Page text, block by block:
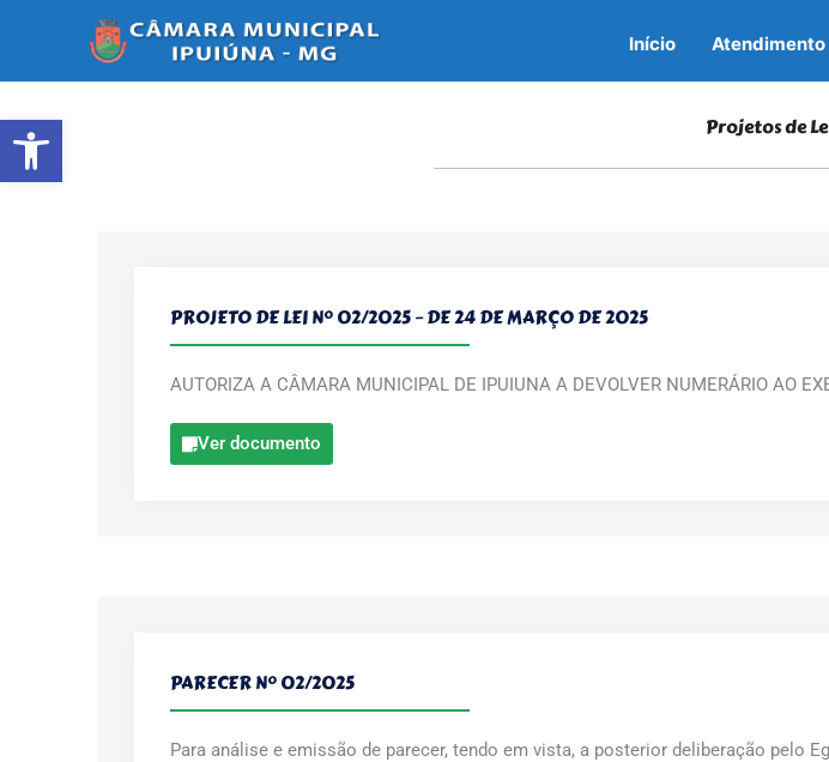
Abrir a barra de ferramentas
Início Atendimento
Projetos de
PROJETO DE LEI Nº 02/2025 – DE 24 DE MARÇO DE 2025
AUTORIZA A CÂMARA MUNICIPAL DE IPUIUNA A DEVOLVER NUMERÁRIO AO
Ver documento
PARECER Nº 02/2025
Para análise e emissão de parecer, tendo em vista, a posterior deliberação pelo